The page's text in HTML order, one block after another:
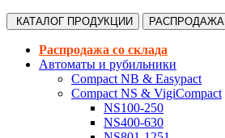
КАТАЛОГ ПРОДУКЦИИ РАСПРОДАЖА
Распродажа со склада
Автоматы и рубильники
Compact NB & Easypact
Compact NS & VigiCompact
NS100-250
NS400-630